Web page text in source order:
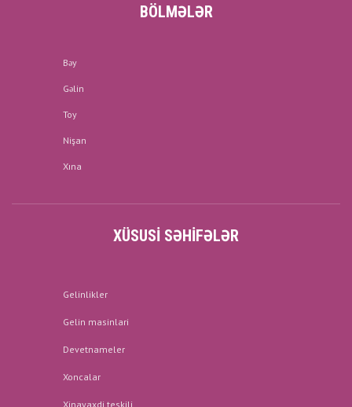
BÖLMƏLƏR
Bəy
Gəlin
Toy
Nişan
Xına
XÜSUSI SƏHIFƏLƏR
Gelinlikler
Gelin masinlari
Devetnameler
Xoncalar
Xinayaxdi teskili